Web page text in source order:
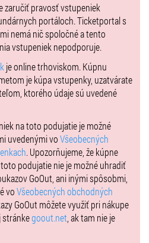
zaručiť pravosť vstupeniek
portáloch. Ticketportal s
nemá nič spoločné a tento
vstupeniek nepodporuje.
je online trhoviskom. Kúpnu
je kúpa vstupenky, uzatvárate
ktorého údaje sú uvedené
na toto podujatie je možné
uvedenými voVšeobecných
. Upozorňujeme, že kúpne
podujatie nie je možné uhradiť
GoOut, ani inými spôsobmi,
voVšeobecných obchodných
GoOut môžete využiť pri nákupe
stránkegoout.net , ak tam nie je